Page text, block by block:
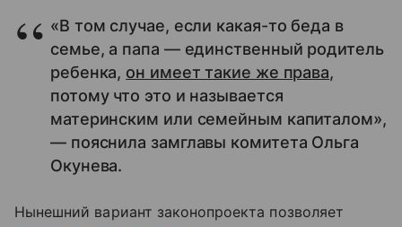
«В том случае, если какая-то беда в
семье, а папа — единственный родитель
ребенка, он имеет такие же права,
потому что это и называется
материнским или семейным капиталом»,
— пояснила замглавы комитета Ольга
Окунева.
Нынешний вариант законопроекта позволяет